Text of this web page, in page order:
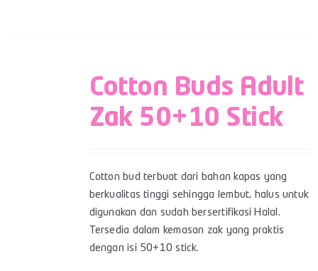
Cotton Buds Adult
Zak 50+10 Stick
Cotton bud terbuat dari bahan kapas yang
berkualitas tinggi sehingga lembut, halus untuk
digunakan dan sudah bersertifikasi Halal.
Tersedia dalam kemasan zak yang praktis
dengan isi 50+10 stick.